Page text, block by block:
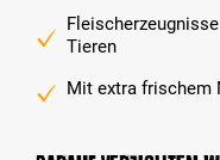
Tieren
Mit extra frischem